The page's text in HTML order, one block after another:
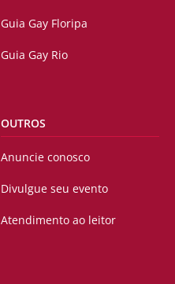
Guia Gay Floripa
Guia Gay Rio
OUTROS
Anuncie conosco
Divulgue seu evento
Atendimento ao leitor